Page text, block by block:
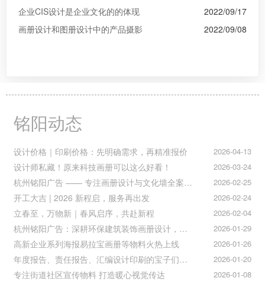
2022/09/17
企业CIS设计是企业文化的的体现
2022/09/08
画册设计和图册设计中的产品摄影
铭阳动态
2026-04-13
设计价格｜印刷价格：先明确需求，再精准报价
2026-03-24
设计师私藏！原来科技画册可以这么好看！
2026-02-25
杭州铭阳广告 —— 专注画册设计与文化墙全案落地
2026-02-24
开工大吉 | 2026 新程启，服务再出发
2026-02-04
立春至，万物新｜春风启序，共赴新程
2026-01-29
杭州铭阳广告：深耕环保建筑装饰画册设计，赋能空间美学与可持续发展
2026-01-26
高新企业系列海报易拉宝画册等物料火热上线
2026-01-20
年度报告、责任报告、汇编设计印刷的宝子们集合！
2026-01-08
专注街道社区宣传物料 打造暖心视觉传达